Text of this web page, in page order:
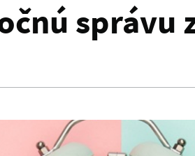
správu